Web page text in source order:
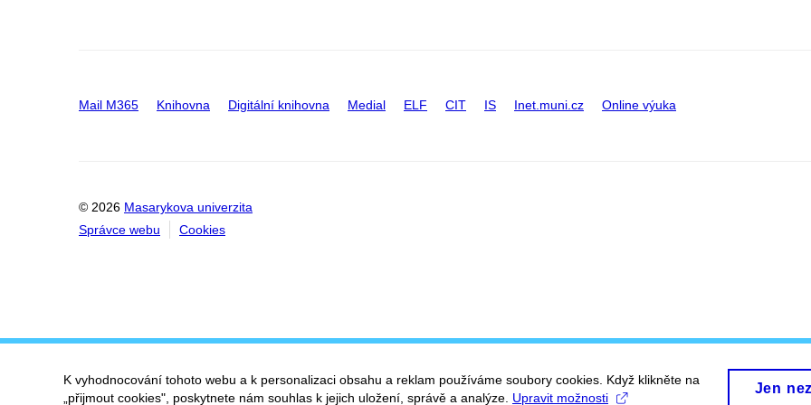
Mail M365 Knihovna Digitální knihovna Medial ELF CIT IS Inet.muni.cz Online výuka
© 2026 Masarykova univerzita
Správce webu
Cookies
K vyhodnocování tohoto webu a k personalizaci obsahu a reklam používáme soubory cookies. Když klikněte na
„přijmout cookies", poskytnete nám souhlas k jejich uložení, správě a analýze. Upravit možnosti
Jen